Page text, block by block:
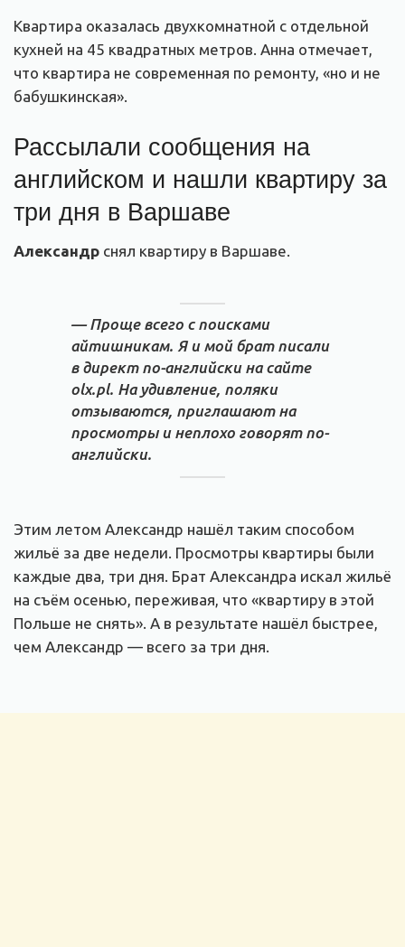
Квартира оказалась двухкомнатной с отдельной
кухней на 45 квадратных метров. Анна отмечает,
что квартира не современная по ремонту, «но и не
бабушкинская».
Рассылали сообщения на
английском и нашли квартиру за
три дня в Варшаве
Александр снял квартиру в Варшаве.
— Проще всего с поисками
айтишникам. Я и мой брат писали
в директ по-английски на сайте
olx.pl. На удивление, поляки
отзываются, приглашают на
просмотры и неплохо говорят по-
английски.
Этим летом Александр нашёл таким способом
жильё за две недели. Просмотры квартиры были
каждые два, три дня. Брат Александра искал жильё
на съём осенью, переживая, что «квартиру в этой
Польше не снять». А в результате нашёл быстрее,
чем Александр — всего за три дня.